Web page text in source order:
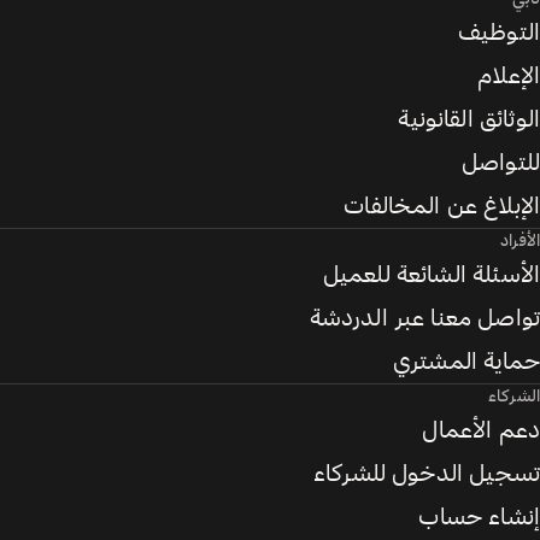
التوظيف
الإعلام
الوثائق القانونية
للتواصل
الإبلاغ عن المخالفات
الأفراد
الأسئلة الشائعة للعميل
تواصل معنا عبر الدردشة
حماية المشتري
الشركاء
دعم الأعمال
تسجيل الدخول للشركاء
إنشاء حساب